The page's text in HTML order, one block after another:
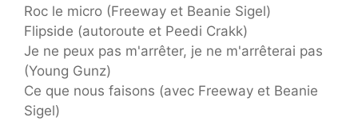
Roc le micro (Freeway et Beanie Sigel)
Flipside (autoroute et Peedi Crakk)
Je ne peux pas m'arrêter, je ne m'arrêterai pas
(Young Gunz)
Ce que nous faisons (avec Freeway et Beanie
Sigel)